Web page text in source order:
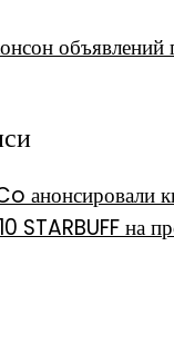
объявлений
анонсировали
STARBUFF на